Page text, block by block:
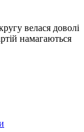
велася доволі
намагаються